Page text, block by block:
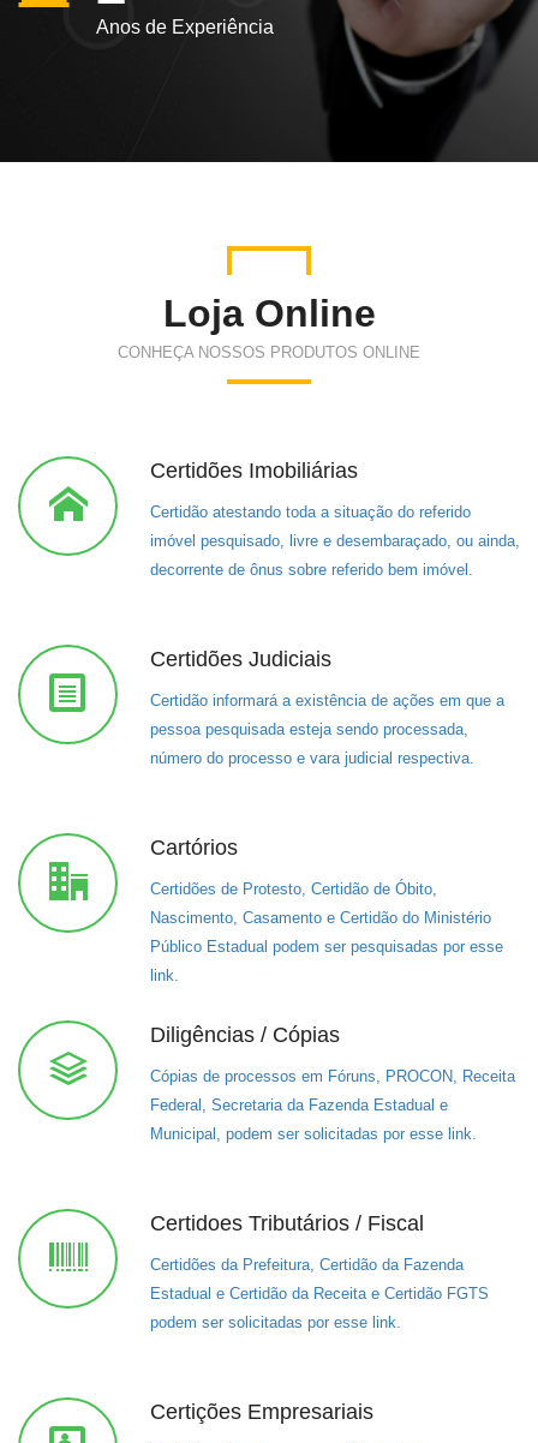
Anos de Experiência
Loja Online
CONHEÇA NOSSOS PRODUTOS ONLINE
Certidões Imobiliárias
Certidão atestando toda a situação do referido
imóvel pesquisado, livre e desembaraçado, ou ainda,
decorrente de ônus sobre referido bem imóvel.
Certidões Judiciais
Certidão informará a existência de ações em que a
pessoa pesquisada esteja sendo processada,
número do processo e vara judicial respectiva.
Cartórios
Certidões de Protesto, Certidão de Óbito,
Nascimento, Casamento e Certidão do Ministério
Público Estadual podem ser pesquisadas por esse
link.
Diligências / Cópias
Cópias de processos em Fóruns, PROCON, Receita
Federal, Secretaria da Fazenda Estadual e
Municipal, podem ser solicitadas por esse link.
Certidoes Tributários / Fiscal
Certidões da Prefeitura, Certidão da Fazenda
Estadual e Certidão da Receita e Certidão FGTS
podem ser solicitadas por esse link.
Certições Empresariais